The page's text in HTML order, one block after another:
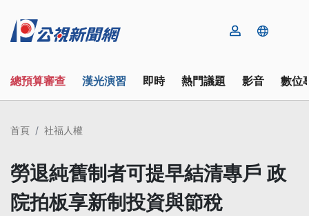
總預算審查 漢光演習 即時 熱門議題 影音 數位
首頁 社福人權
勞退純舊制者可提早結清專戶 政
院拍板享新制投資與節稅